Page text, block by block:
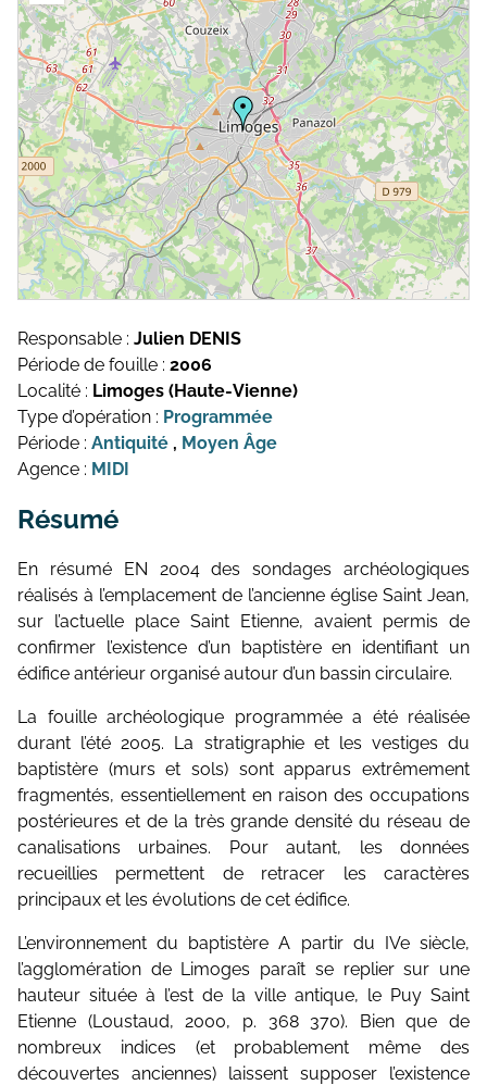
Topographie et Photogrammétrie
Drones
Inventaires du patrimoine
Systèmes d’information géographique
HArpage
La formation QGIS
Études du mobilier
Études archéozoologiques
Études géoarchéologiques
Communication et Valorisation
Publications de l’équipe
Responsable : Julien DENIS
Période de fouille : 2006
Localité : Limoges (Haute-Vienne)
Type d’opération : Programmée
Période : Antiquité , Moyen Âge
Agence : MIDI
Résumé
En résumé EN 2004 des sondages archéologiques
réalisés à l’emplacement de l’ancienne église Saint Jean,
sur l’actuelle place Saint Etienne, avaient permis de
confirmer l’existence d’un baptistère en identifiant un
édifice antérieur organisé autour d’un bassin circulaire.
La fouille archéologique programmée a été réalisée
durant l’été 2005. La stratigraphie et les vestiges du
baptistère (murs et sols) sont apparus extrêmement
fragmentés, essentiellement en raison des occupations
postérieures et de la très grande densité du réseau de
canalisations urbaines. Pour autant, les données
recueillies permettent de retracer les caractères
principaux et les évolutions de cet édifice.
L’environnement du baptistère A partir du IVe siècle,
l’agglomération de Limoges paraît se replier sur une
hauteur située à l’est de la ville antique, le Puy Saint
Etienne (Loustaud, 2000, p. 368 370). Bien que de
nombreux indices (et probablement même des
découvertes anciennes) laissent supposer l’existence